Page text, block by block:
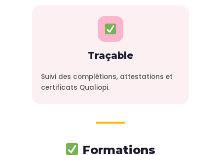
Traçable
Suivi des complétions, attestations et
certificats Qualiopi.
Formations